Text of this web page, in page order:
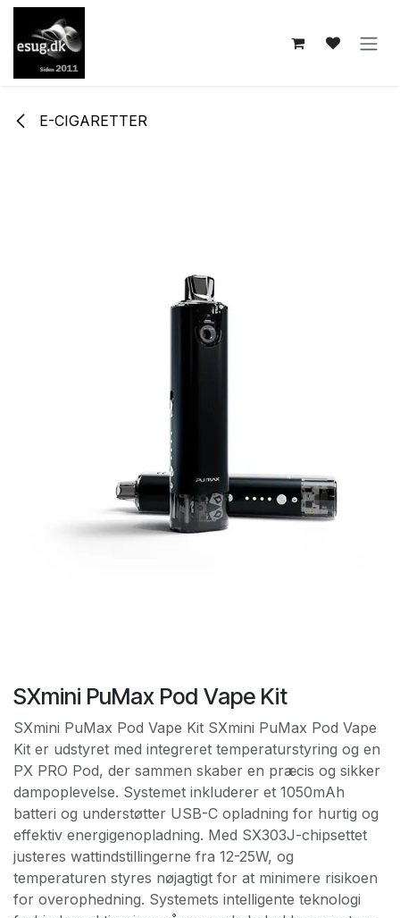
Skip to Content
E-CIGARETTER
SXmini PuMax Pod Vape Kit
SXmini PuMax Pod Vape Kit SXmini PuMax Pod Vape
Kit er udstyret med integreret temperaturstyring og en
PX PRO Pod, der sammen skaber en præcis og sikker
dampoplevelse. Systemet inkluderer et 1050mAh
batteri og understøtter USB-C opladning for hurtig og
effektiv energigenopladning. Med SX303J-chipsettet
justeres wattindstillingerne fra 12-25W, og
temperaturen styres nøjagtigt for at minimere risikoen
for overophedning. Systemets intelligente teknologi